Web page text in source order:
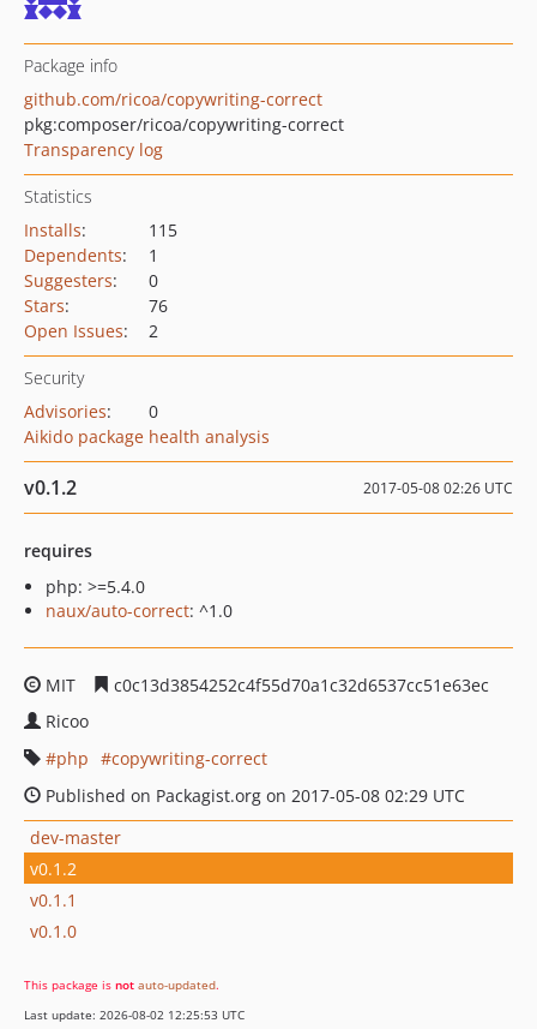
Package info
github.com/ricoa/copywriting-correct
pkg:composer/ricoa/copywriting-correct
Transparency log
Statistics
Installs:
115
Dependents:
1
Suggesters:
0
Stars:
76
Open Issues: 2
Security
Advisories:
0
Aikido package health analysis
v0.1.2 2017-05-08 02:26 UTC
requires
php: >=5.4.0
naux/auto-correct: ^1.0
MIT
c0c13d3854252c4f55d70a1c32d6537cc51e63ec
Ricoo
php
copywriting-correct
Published on Packagist.org on 2017-05-08 02:29 UTC
dev-master
v0.1.2
v0.1.1
v0.1.0
This package is not auto-updated.
Last update: 2026-08-02 12:25:53 UTC